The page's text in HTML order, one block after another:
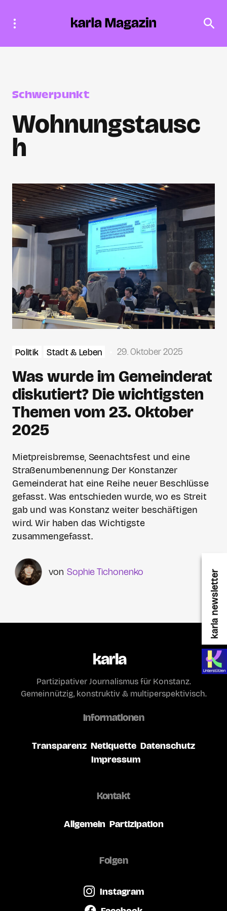
karla newsletter
Schwerpunkt
Wohnungstausc
h
Politik Stadt & Leben 29. Oktober 2025
Was wurde im Gemeinderat
diskutiert? Die wichtigsten
Themen vom 23. Oktober
2025
Mietpreisbremse, Seenachtsfest und eine
Straßenumbenennung: Der Konstanzer
Gemeinderat hat eine Reihe neuer Beschlüsse
gefasst. Was entschieden wurde, wo es Streit
gab und was Konstanz weiter beschäftigen
wird. Wir haben das Wichtigste
zusammengefasst.
Sophie Tichonenko
karla
Partizipativer Journalismus für Konstanz.
Gemeinnützig, konstruktiv & multiperspektivisch.
Informationen
Transparenz Netiquette Datenschutz
Impressum
Kontakt
Allgemein Partizipation
Folgen
Instagram